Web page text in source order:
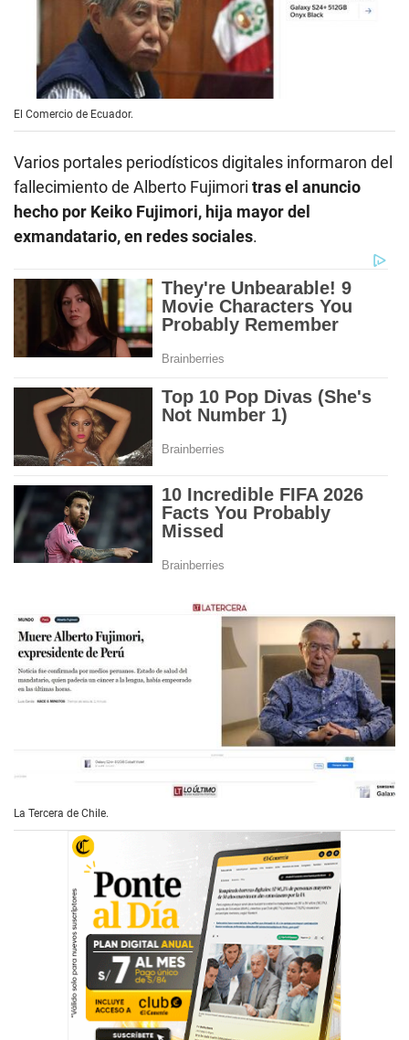
El Comercio de Ecuador.
Varios portales periodísticos digitales informaron del
fallecimiento de Alberto Fujimori tras el anuncio
hecho por Keiko Fujimori, hija mayor del
exmandatario, en redes sociales.
La Tercera de Chile.